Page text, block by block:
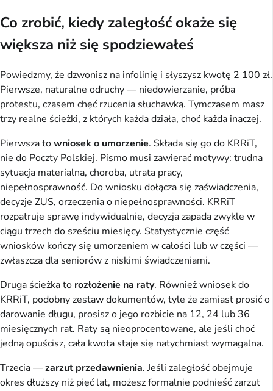
Co zrobić, kiedy zaległość okaże się
większa niż się spodziewałeś
Powiedzmy, że dzwonisz na infolinię i słyszysz kwotę 2 100 zł.
Pierwsze, naturalne odruchy — niedowierzanie, próba
protestu, czasem chęć rzucenia słuchawką. Tymczasem masz
trzy realne ścieżki, z których każda działa, choć każda inaczej.
Pierwsza towniosek o umorzenie. Składa się go do KRRiT,
nie do Poczty Polskiej. Pismo musi zawierać motywy: trudna
sytuacja materialna, choroba, utrata pracy,
niepełnosprawność. Do wniosku dołącza się zaświadczenia,
decyzje ZUS, orzeczenia o niepełnosprawności. KRRiT
rozpatruje sprawę indywidualnie, decyzja zapada zwykle w
ciągu trzech do sześciu miesięcy. Statystycznie część
wniosków kończy się umorzeniem w całości lub w części —
zwłaszcza dla seniorów z niskimi świadczeniami.
Druga ścieżka to rozłożenie na raty. Również wniosek do
KRRiT, podobny zestaw dokumentów, tyle że zamiast prosić o
darowanie długu, prosisz o jego rozbicie na 12, 24 lub 36
miesięcznych rat. Raty są nieoprocentowane, ale jeśli choć
jedną opuścisz, cała kwota staje się natychmiast wymagalna.
Trzecia —zarzut przedawnienia. Jeśli zaległość obejmuje
okres dłuższy niż pięć lat, możesz formalnie podnieść zarzut